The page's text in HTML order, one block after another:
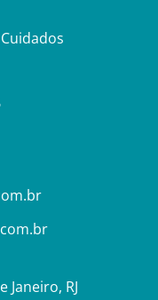
Janeiro, RJ